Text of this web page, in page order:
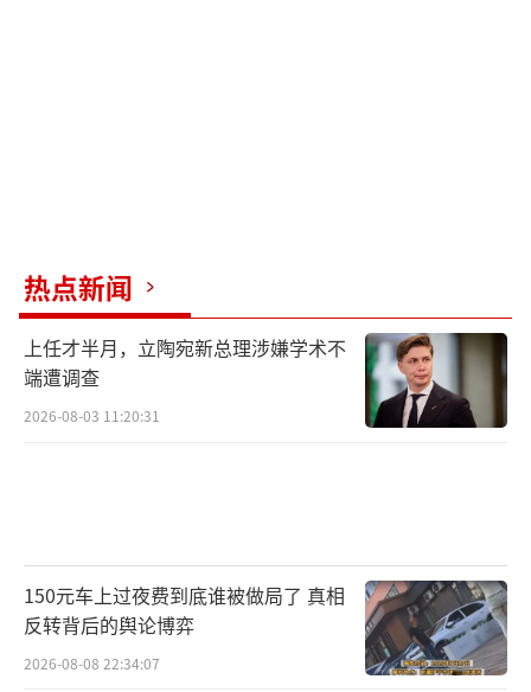
并给予了较大的创作空间。如今，《哪吒2》的
成功不仅证明了这一决策的正确性，也为光线
传媒带来了新的希望。
（责任编辑：卢其龙 CN070）
热点新闻
上任才半月，立陶宛新总理涉嫌学术不
端遭调查
2026-08-03 11:20:31
150元车上过夜费到底谁被做局了 真相
反转背后的舆论博弈
2026-08-08 22:34:07